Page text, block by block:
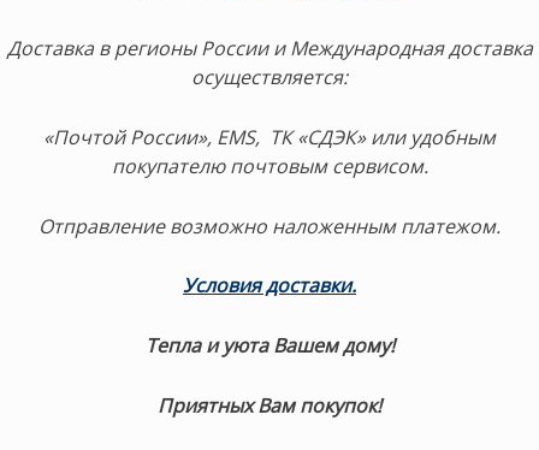
Доставка в регионы России и Международная доставка
осуществляется:
«Почтой России», EMS, ТК «СДЭК» или удобным
покупателю почтовым сервисом.
Отправление возможно наложенным платежом.
Условия доставки.
Тепла и уюта Вашем дому!
Приятных Вам покупок!